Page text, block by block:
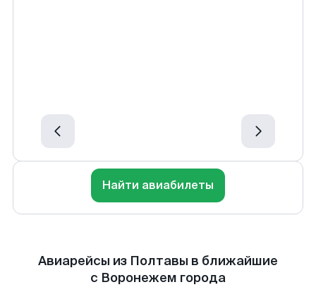
Найти авиабилеты
Авиарейсы из Полтавы в ближайшие
с Воронежем города